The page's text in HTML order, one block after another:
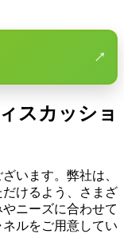
↗
スカッショ
います。弊社は、
けるよう、さまざ
ニーズに合わせて
ルをご用意してい